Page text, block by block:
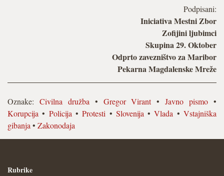
Podpisani:
Iniciativa Mestni Zbor
Zofijini ljubimci
Skupina 29. Oktober
Odprto zavezništvo za Maribor
Pekarna Magdalenske Mreže
Oznake: Civilna družba • Gregor Virant•Javno pismo •
Korupcija • Policija •Protesti • Slovenija •Vlada •Vstajniška
gibanja • Zakonodaja
Rubrike